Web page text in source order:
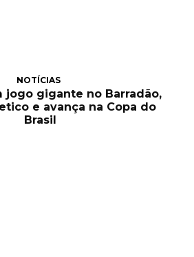
NOTÍCIAS
jogo gigante no Barradão,
e avança na Copa do
Brasil